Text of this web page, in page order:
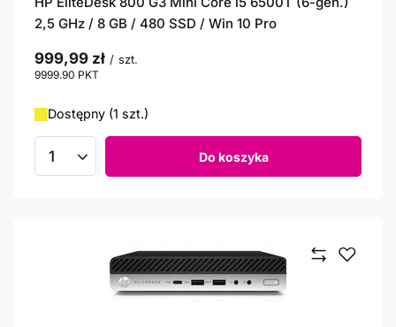
2,5 GHz / 8 GB / 480 SSD / Win 10 Pro
999,99 zł / szt.
9999.90 PKT
Dostępny (1 szt.)
Ilość produktów Do koszyka